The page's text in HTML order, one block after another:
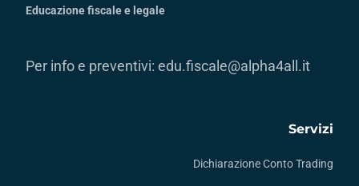
Educazione fiscale e legale
Per info e preventivi:edu.fiscale@alpha4all.it
Servizi
Dichiarazione Conto Trading